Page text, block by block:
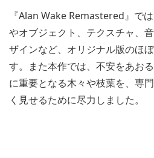
『Alan Wake Remastered』で
やオブジェクト、テクスチャ、
ザインなど、オリジナル版のほ
す。また本作では、不安をあお
に重要となる木々や枝葉を、専
く見せるために尽力しました。